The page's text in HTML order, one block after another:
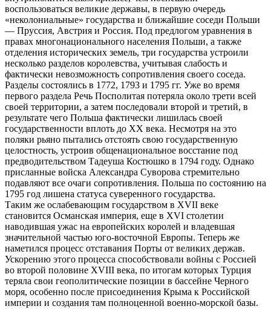
воспользоваться великие державы, в первую очередь
«неколониальные» государства и ближайшие соседи Польши
— Пруссия, Австрия и Россия. Под предлогом уравнения в
правах многонационального населения Польши, а также
отделения исторических земель, три государства устроили
несколько разделов королевства, учитывая слабость и
фактически невозможность сопротивления своего соседа.
Разделы состоялись в 1772, 1793 и 1795 гг. Уже во время
первого раздела Речь Посполитая потеряла около трети всей
своей территории, а затем последовали второй и третий, в
результате чего Польша фактически лишилась своей
государственности вплоть до XX века. Несмотря на это
поляки рьяно пытались отстоять свою государственную
целостность, устроив общенациональное восстание под
предводительством Тадеуша Костюшко в 1794 году. Однако
присланные войска Александра Суворова стремительно
подавляют все очаги сопротивления. Польша по состоянию на
1795 год лишена статуса суверенного государства.
Таким же ослабевающим государством в XVII веке
становится Османская империя, еще в XVI столетии
наводившая ужас на европейских королей и владевшая
значительной частью юго-восточной Европы. Теперь же
наметился процесс отставания Порты от великих держав.
Ускорению этого процесса способствовали войны с Россией
во второй половине XVIII века, по итогам которых Турция
теряла свои геополитические позиции в бассейне Черного
моря, особенно после присоединения Крыма к Российской
империи и создания там полноценной военно-морской базы.